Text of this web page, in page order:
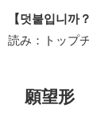
【덧붙입니까？
読み：トップ
願望形